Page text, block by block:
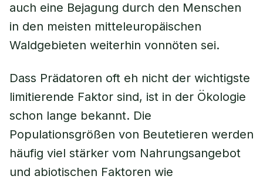
auch eine Bejagung durch den Menschen
in den meisten mitteleuropäischen
Waldgebieten weiterhin vonnöten sei.
Dass Prädatoren oft eh nicht der wichtigste
limitierende Faktor sind, ist in der Ökologie
schon lange bekannt. Die
Populationsgrößen von Beutetieren werden
häufig viel stärker vom Nahrungsangebot
und abiotischen Faktoren wie